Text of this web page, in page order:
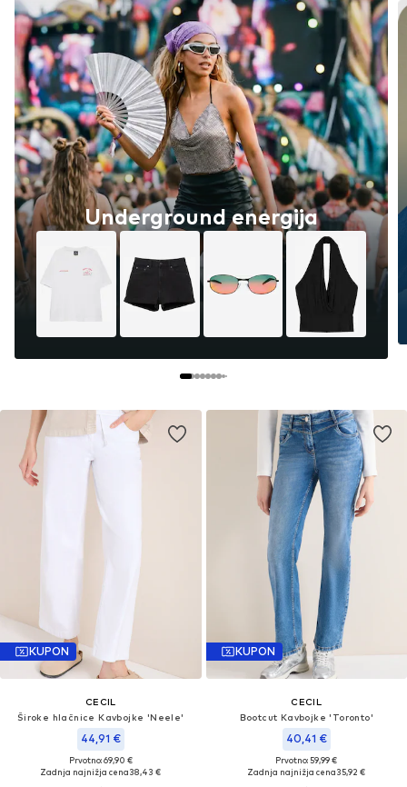
Underground energija
KUPON
CECIL
Široke hlačnice Kavbojke 'Neele'
44,91 €
Prvotno: 69,90 €
Zadnja najnižja cena38,43 €
KUPON
CECIL
Bootcut Kavbojke 'Toronto'
40,41 €
Prvotno: 59,99 €
Zadnja najnižja cena35,92 €